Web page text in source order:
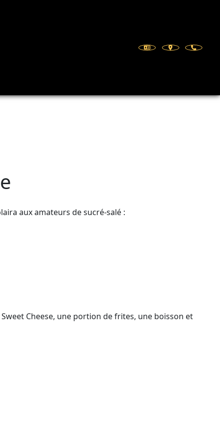
aux amateurs de sucré-salé :
Cheese, une portion de frites, une boisson et